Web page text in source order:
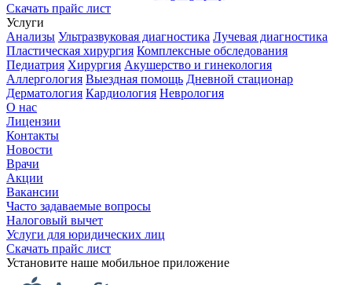
Скачать прайс лист
Услуги
Анализы Ультразвуковая диагностика Лучевая диагностика
Пластическая хирургия Комплексные обследования
Педиатрия Хирургия Акушерство и гинекология
Аллергология Выездная помощь Дневной стационар
Дерматология Кардиология Неврология
О нас
Лицензии
Контакты
Новости
Врачи
Акции
Вакансии
Часто задаваемые вопросы
Налоговый вычет
Услуги для юридических лиц
Скачать прайс лист
Установите наше мобильное приложение